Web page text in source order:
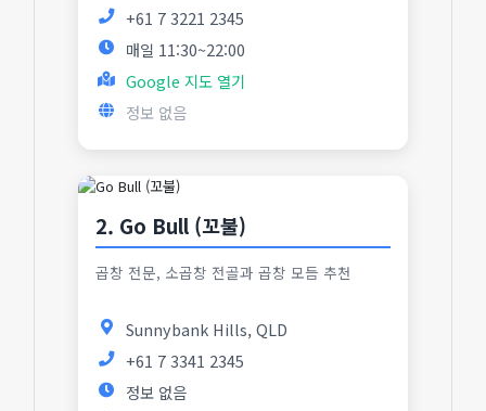
+61 7 3221 2345
매일 11:30~22:00
Google 지도 열기
정보 없음
2. Go Bull (꼬불)
곱창 전문, 소곱창 전골과 곱창 모듬 추천
Sunnybank Hills, QLD
+61 7 3341 2345
정보 없음